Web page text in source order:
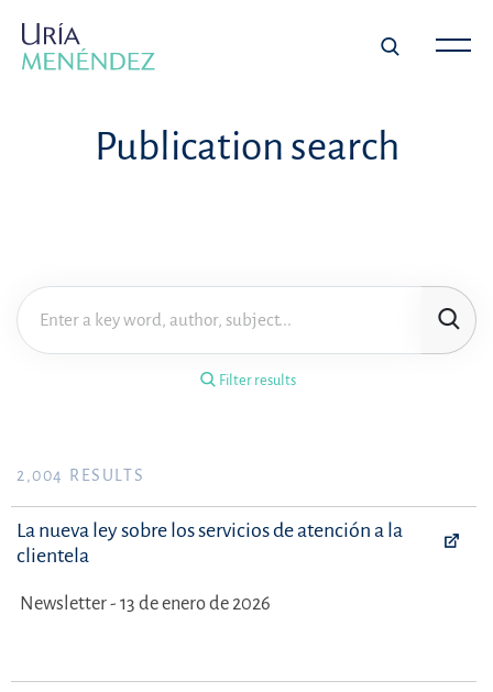
Publication search
Filter results
Filter results ×
Practice area
2,004 RESULTS
La nueva ley sobre los servicios de atención a la
clientela
Newsletter - 13 de enero de 2026